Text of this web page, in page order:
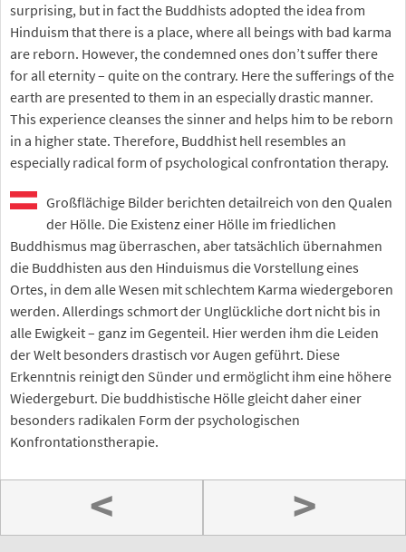
surprising, but in fact the Buddhists adopted the idea from
Hinduism that there is a place, where all beings with bad karma
are reborn. However, the condemned ones don’t suffer there
for all eternity – quite on the contrary. Here the sufferings of the
earth are presented to them in an especially drastic manner.
This experience cleanses the sinner and helps him to be reborn
in a higher state. Therefore, Buddhist hell resembles an
especially radical form of psychological confrontation therapy.
Großflächige Bilder berichten detailreich von den Qualen
der Hölle. Die Existenz einer Hölle im friedlichen
Buddhismus mag überraschen, aber tatsächlich übernahmen
die Buddhisten aus den Hinduismus die Vorstellung eines
Ortes, in dem alle Wesen mit schlechtem Karma wiedergeboren
werden. Allerdings schmort der Unglückliche dort nicht bis in
alle Ewigkeit – ganz im Gegenteil. Hier werden ihm die Leiden
der Welt besonders drastisch vor Augen geführt. Diese
Erkenntnis reinigt den Sünder und ermöglicht ihm eine höhere
Wiedergeburt. Die buddhistische Hölle gleicht daher einer
besonders radikalen Form der psychologischen
Konfrontationstherapie.
< >